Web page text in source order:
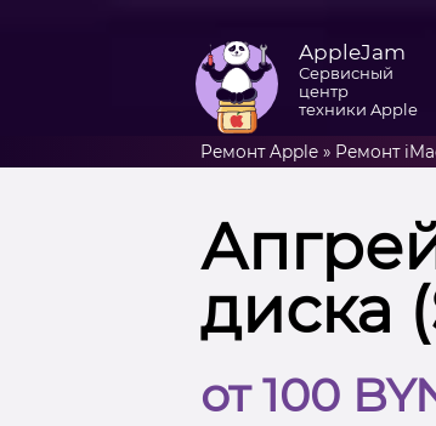
AppleJam
Сервисный
центр
техники Apple
Ремонт Apple» Ремонт
диска
от 100